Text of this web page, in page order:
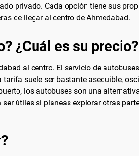
privado. Cada opción tiene sus
de llegar al centro de Ahmedabad.
¿Cuál es su precio?
al centro. El servicio de
suele ser bastante asequible,
los autobuses son una
útiles si planeas explorar otras